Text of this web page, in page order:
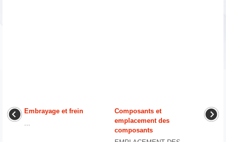
Embrayage et frein
...
Composants et
emplacement des
composants